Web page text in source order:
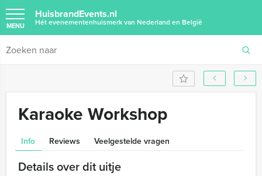
HuisbrandEvents.nl
Hét evenementenhuismerk van Nederland en België
MENU
Karaoke Workshop
Info Reviews Veelgestelde vragen
Details over dit uitje